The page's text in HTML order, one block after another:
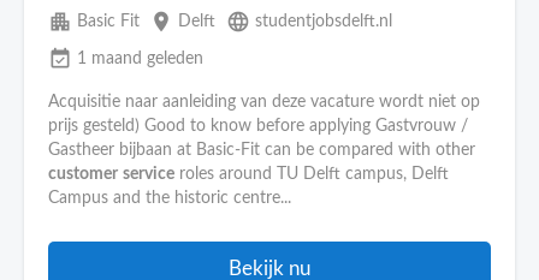
apartment Basic Fit place Delft language studentjobsdelft.nl
event_available 1 maand geleden
Acquisitie naar aanleiding van deze vacature wordt niet op
prijs gesteld) Good to know before applying Gastvrouw /
Gastheer bijbaan at Basic-Fit can be compared with other
customer service roles around TU Delft campus, Delft
Campus and the historic centre...
Bekijk nu